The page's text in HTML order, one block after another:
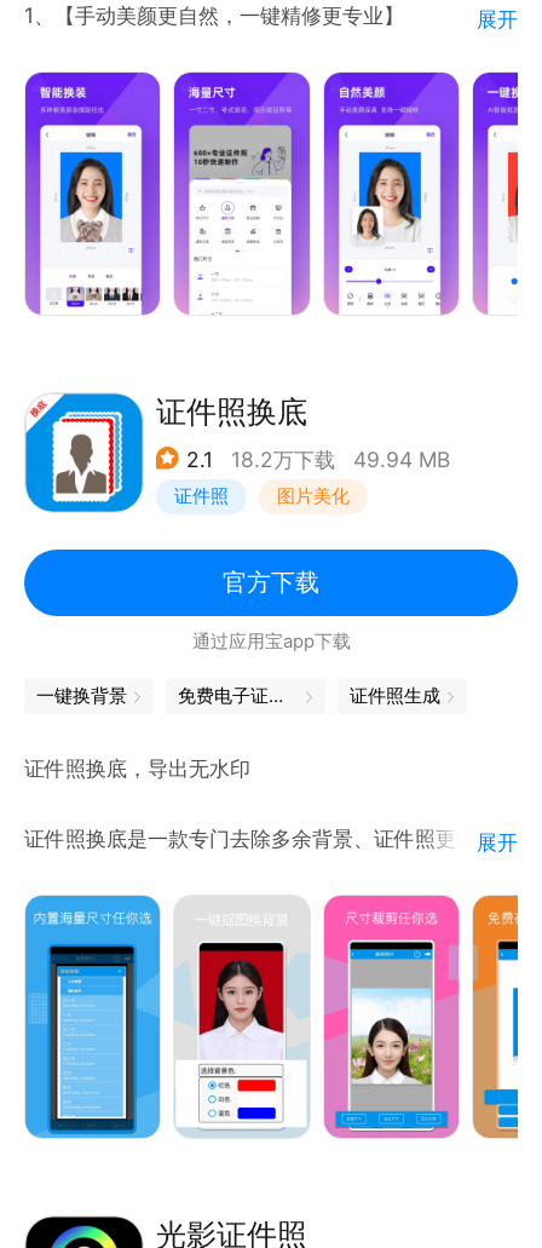
1、【手动美颜更自然，一键精修更专业】
皮、美白、大眼、瘦脸、美瞳以及嘴唇的自然上妆美
化，同时支持一键精修证件照，多种妆容风格任选
2、【智能在线换装，自动裁剪一键换底】
用手机拍摄证件照不仅可实现证件照在线换衣服，也支
持一键证件照换底色。多种证件照服装模板可选择，除
裁剪，实现证件照一键换装换底色
3、【海量尺寸应有尽有，支持自定义尺寸】
业、公务员等报名考试证件照，如公务员考试、国考、
研究生考试、教师资格证；还包含身份证、驾驶证、简
历照片，包含各国签证及各地区或行业信息采集等；同
时支持自定义大小和像素
4、【专业人像抠图，证件照制作更标准】
专业图像算法供应商保驾护航，多元化证件照背景底
色、服装模版及美颜功能让你的证件照更标准更好看。
5、【冲印到家，专业服务保障】
支持冲印包邮到家，有任何问题，可在 App 内部「客
服中心」联系我们
展开
证件照换底
2.1 18.2万下载 49.94 MB
证件照 图片美化
官方下载
通过应用宝app下载
一键换背景 免费电子证件照 证件照生成
证件照换底，导出无水印
证件照换底是一款专门去除多余背景、证件照更换底色
印，导出保存无水印
还包括国内常用多种尺寸模板，包括一寸证件照、二寸
证件照、小二寸、三寸、四寸、五寸等各种四六级报
名、计算机等级考试、宝宝证件照、学生证件照、工作
证件照、教师资格证、公务员考试、找工作、结婚证等
以及各国签证、护照等数百种尺寸
换底去背外，证件照功能还包括：
展开
光影证件照